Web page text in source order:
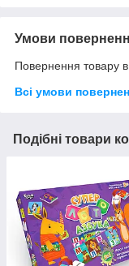
Умови
Повернення товару
Всі умови
Подібні товари